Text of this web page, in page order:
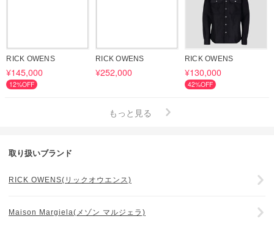
RICK OWENS
¥145,000
12%OFF
RICK OWENS
¥252,000
RICK OWENS
¥130,000
42%OFF
もっと見る
取り扱いブランド
RICK OWENS(リックオウエンス)
Maison Margiela(メゾン マルジェラ)